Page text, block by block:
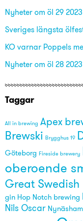
Nyheter om öl 29 2023
Sveriges längsta
KO varnar Poppels
Nyheter om öl 28 2023
Taggar
All in brewing Apex
Brewski Brygghus 19
Göteborg Fireside brewery
oberoende
Great Swedish
gin Hop Notch brewing
Nils Oscar